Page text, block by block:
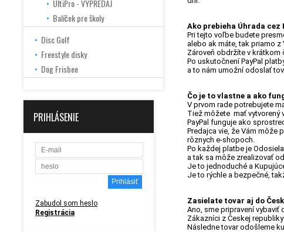
UltiPro - VÝPREDAJ
Balíček pre školy
Disc Golf
Freestyle disky
Dog Frisbee
PRIHLÁSENIE
Zabudol som heslo
Registrácia
Ako prebieha Úhrada cez
Pri tejto voľbe budete
alebo ak máte, tak priamo z
Zároveň obdržíte v krátkom
Po uskutočnení PayPal
a to nám umožní odoslať
Čo je to vlastne a ako
V prvom rade potrebujete
Tiež môžete mať vytvorený
PayPal funguje ako
Predajca vie, že Vám môže
rôznych e-shopoch.
Po každej platbe je
a tak sa môže zrealizovať
Je to jednoduché a
Je to rýchle a bezpečné,
Zasielate tovar aj do
Ano, sme pripravení vybaviť
Zákazníci z Českej
Následne tovar odošleme